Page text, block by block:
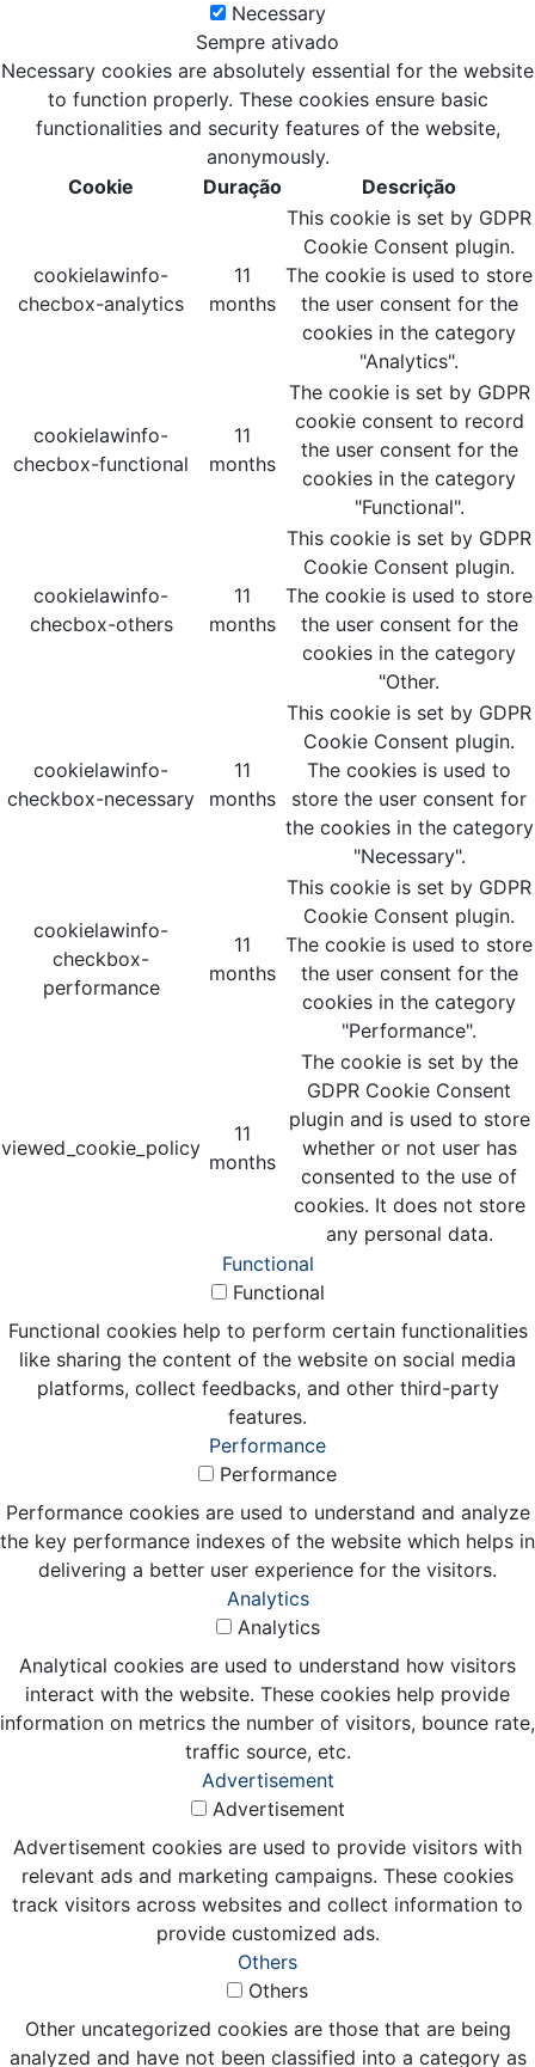
Necessary
Sempre ativado
Necessary cookies are absolutely essential for the website
to function properly. These cookies ensure basic
functionalities and security features of the website,
anonymously.
Cookie
Duração Descrição
cookielawinfo-
checbox-analytics
11
months
This cookie is set by GDPR
Cookie Consent plugin.
The cookie is used to store
the user consent for the
cookies in the category
"Analytics".
cookielawinfo-
checbox-functional
11
months
The cookie is set by GDPR
cookie consent to record
the user consent for the
cookies in the category
"Functional".
cookielawinfo-
checbox-others
11
months
This cookie is set by GDPR
Cookie Consent plugin.
The cookie is used to store
the user consent for the
cookies in the category
"Other.
cookielawinfo-
checkbox-necessary
11
months
This cookie is set by GDPR
Cookie Consent plugin.
The cookies is used to
store the user consent for
the cookies in the category
"Necessary".
cookielawinfo-
checkbox-
performance
11
months
This cookie is set by GDPR
Cookie Consent plugin.
The cookie is used to store
the user consent for the
cookies in the category
"Performance".
viewed_cookie_policy
11
months
The cookie is set by the
GDPR Cookie Consent
plugin and is used to store
whether or not user has
consented to the use of
cookies. It does not store
any personal data.
Functional
Functional
Functional cookies help to perform certain functionalities
like sharing the content of the website on social media
platforms, collect feedbacks, and other third-party
features.
Performance
Performance
Performance cookies are used to understand and analyze
the key performance indexes of the website which helps in
delivering a better user experience for the visitors.
Analytics
Analytics
Analytical cookies are used to understand how visitors
interact with the website. These cookies help provide
information on metrics the number of visitors, bounce rate,
traffic source, etc.
Advertisement
Advertisement
Advertisement cookies are used to provide visitors with
relevant ads and marketing campaigns. These cookies
track visitors across websites and collect information to
provide customized ads.
Others
Others
Other uncategorized cookies are those that are being
analyzed and have not been classified into a category as